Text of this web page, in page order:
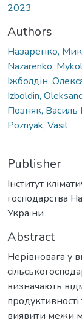
2023
Authors
Назаренко,
Nazarenko,
Іжболдін,
Izboldin,
Позняк, Василь
Poznyak, Vasil
Publisher
Інститут
господарства
України
Abstract
Нерівновага у
визначають
виявити межи